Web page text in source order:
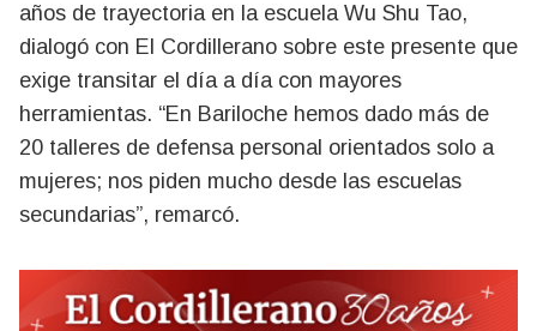
años de trayectoria en la escuela Wu Shu Tao,
dialogó con El Cordillerano sobre este presente que
exige transitar el día a día con mayores
herramientas. “En Bariloche hemos dado más de
20 talleres de defensa personal orientados solo a
mujeres; nos piden mucho desde las escuelas
secundarias”, remarcó.